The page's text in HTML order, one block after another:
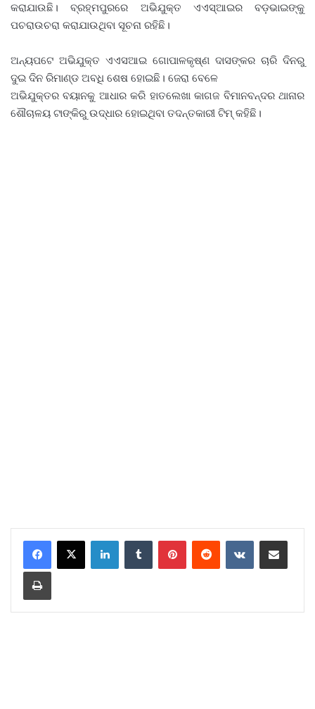
କରାଯାଉଛି। ବ୍ରହ୍ମପୁରରେ ଅଭିଯୁକ୍ତ ଏଏସ୍ଆଇର ବଡ଼ଭାଇଙ୍କୁ
ପଚରାଉଚରା କରାଯାଉଥିବା ସୂଚନା ରହିଛି।
ଅନ୍ୟପଟେ ଅଭିଯୁକ୍ତ ଏଏସଆଇ ଗୋପାଳକୃଷ୍ଣ ଦାସଙ୍କର ଚାରି ଦିନରୁ
ଦୁଇ ଦିନ ରିମାଣ୍ଡ ଅବଧି ଶେଷ ହୋଇଛି। ଜେରା ବେଳେ
ଅଭିଯୁକ୍ତର ବୟାନକୁ ଆଧାର କରି ହାତଲେଖା କାଗଜ ବିମାନବନ୍ଦର ଥାନାର
ଶୌଚାଳୟ ଟାଙ୍କିରୁ ଉଦ୍ଧାର ହୋଇଥିବା ତଦନ୍ତକାରୀ ଟିମ୍ କହିଛି।
LinkedInTumblr PinterestReddit VKontakteShare via Email
Print